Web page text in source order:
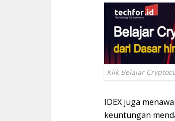
Klik Belajar
IDEX juga
keuntungan